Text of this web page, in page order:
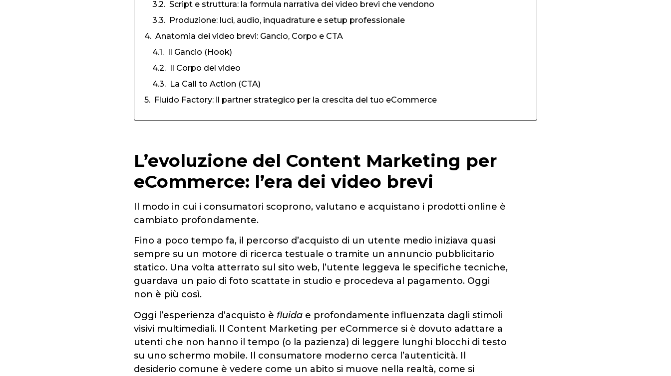
Script e struttura: la formula narrativa dei video brevi che vendono
Produzione: luci, audio, inquadrature e setup professionale
Anatomia dei video brevi: Gancio, Corpo e CTA
Il Gancio (Hook)
Il Corpo del video
La Call to Action (CTA)
Fluido Factory: il partner strategico per la crescita del tuo eCommerce
L’evoluzione del Content Marketing per
eCommerce: l’era dei video brevi
Il modo in cui i consumatori scoprono, valutano e acquistano i prodotti online è
cambiato profondamente.
Fino a poco tempo fa, il percorso d’acquisto di un utente medio iniziava quasi
sempre su un motore di ricerca testuale o tramite un annuncio pubblicitario
statico. Una volta atterrato sul sito web, l’utente leggeva le specifiche tecniche,
guardava un paio di foto scattate in studio e procedeva al pagamento. Oggi
non è più così.
Oggi l’esperienza d’acquisto è fluida e profondamente influenzata dagli stimoli
visivi multimediali. Il Content Marketing per eCommerce si è dovuto adattare a
utenti che non hanno il tempo (o la pazienza) di leggere lunghi blocchi di testo
su uno schermo mobile. Il consumatore moderno cerca l’autenticità. Il
desiderio comune è vedere come un abito si muove nella realtà, come si